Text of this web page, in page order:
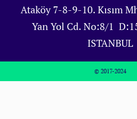
Ataköy 7-8-9-10. Kısım
Yan Yol Cd. No:8/1
ISTANBUL
© 2017-2024